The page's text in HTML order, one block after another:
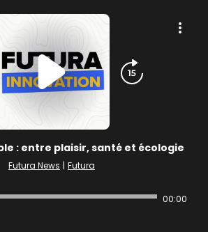
: entre plaisir, santé et écologie
Futura News | Futura
00:00